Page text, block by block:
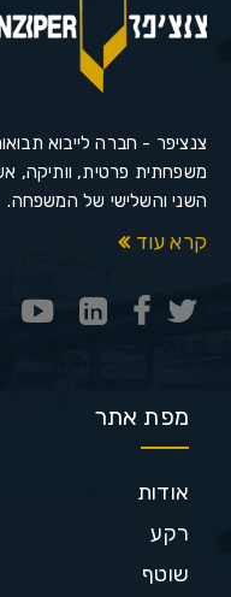
צנציפר - חברה לייבוא
משפחתית פרטית, וותיקה,
השני והשלישי של המשפחה.
קרא עוד
מפת אתר
אודות
רקע
שוטף